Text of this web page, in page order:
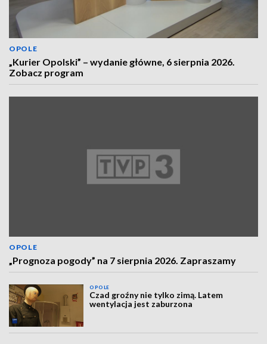
OPOLE
„Kurier Opolski” – wydanie główne, 6 sierpnia 2026.
Zobacz program
OPOLE
„Prognoza pogody” na 7 sierpnia 2026. Zapraszamy
OPOLE
Czad groźny nie tylko zimą. Latem
wentylacja jest zaburzona